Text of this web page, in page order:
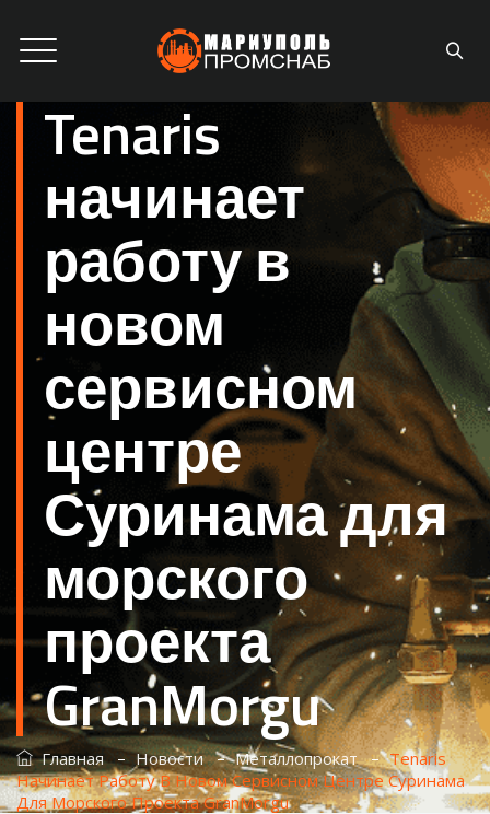
Tenaris
начинает
работу в
новом
сервисном
центре
Суринама для
морского
проекта
GranMorgu
Главная–Новости–Металлопрокат–Tenaris
Начинает Работу В Новом Сервисном Центре Суринама
Для Морского Проекта GranMorgu